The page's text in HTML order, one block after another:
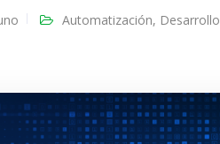
Automatización, Desarrollo